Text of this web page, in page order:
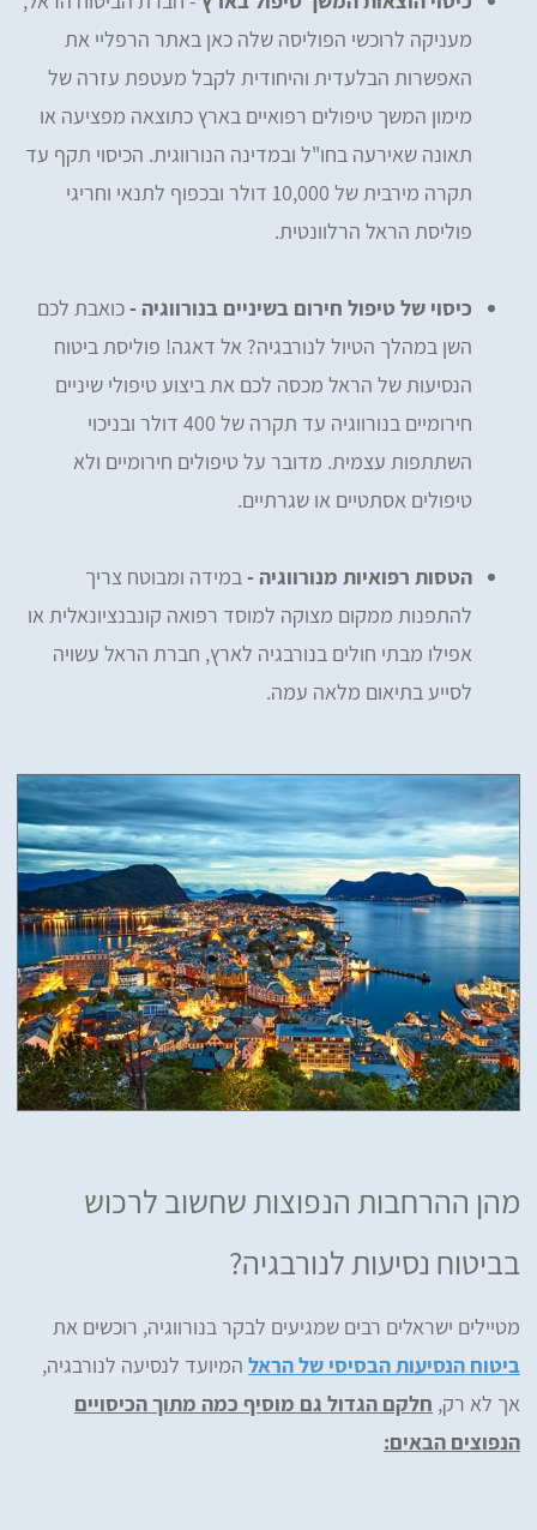
מעניקה לרוכשי הפוליסה שלה כאן באתר הרפליי את
האפשרות הבלעדית והיחודית לקבל מעטפת עזרה של
מימון המשך טיפולים רפואיים בארץ כתוצאה מפציעה או
תאונה שאירעה בחו"ל ובמדינה הנורווגית. הכיסוי תקף עד
תקרה מירבית של 10,000 דולר ובכפוף לתנאי וחריגי
פוליסת הראל הרלוונטית.
כיסוי של טיפול חירום בשיניים בנורווגיה -כואבת לכם
השן במהלך הטיול לנורבגיה? אל דאגה! פוליסת ביטוח
הנסיעות של הראל מכסה לכם את ביצוע טיפולי שיניים
חירומיים בנורווגיה עד תקרה של 400 דולר ובניכוי
השתתפות עצמית. מדובר על טיפולים חירומיים ולא
טיפולים אסתטיים או שגרתיים.
הטסות רפואיות מנורווגיה -במידה ומבוטח צריך
להתפנות ממקום מצוקה למוסד רפואה קונבנציונאלית או
אפילו מבתי חולים בנורבגיה לארץ, חברת הראל עשויה
לסייע בתיאום מלאה עמה.
מהן ההרחבות הנפוצות שחשוב לרכוש
בביטוח נסיעות לנורבגיה?
מטיילים ישראלים רבים שמגיעים לבקר בנורווגיה, רוכשים את
ביטוח הנסיעות הבסיסי של הראל המיועד לנסיעה לנורבגיה,
אך לא רק, חלקם הגדול גם מוסיף כמה מתוך הכיסויים
הנפוצים הבאים: